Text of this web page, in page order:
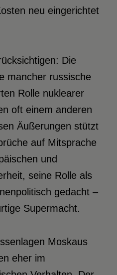
neu eingerichtet
Die
mancher russische
Rolle nuklearer
oft einem anderen
Äußerungen stützt
auf Mitsprache
und
seine Rolle als
gedacht –
Supermacht.
Moskaus
eher im